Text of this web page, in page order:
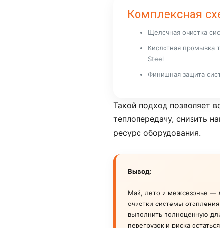
Комплексная
Щелочная очистка
Кислотная промывка
Steel
Финишная защита
Такой подход позволяет
теплопередачу, снизить
ресурс оборудования.
Вывод:
Май, лето и межсезонье —
очистки системы
выполнить полноценную
перегрузок и риска